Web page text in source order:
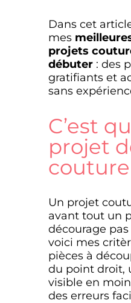
Dans cet
mes
projets
débuter : des
gratifiants et
sans
C’est
projet
Un projet
avant tout un
décourage
voici mes
pièces à
du point droit,
visible en
des erreurs